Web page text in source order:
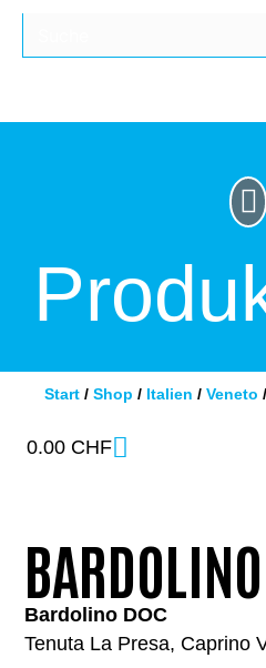
Start/ Shop / Italien / Veneto /
0.00 CHF
BARDOLINO
Bardolino DOC
Tenuta La Presa, Caprino